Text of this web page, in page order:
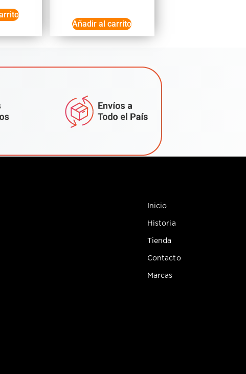
Añadir al carrito
Inicio
Historia
Tienda
Contacto
Marcas